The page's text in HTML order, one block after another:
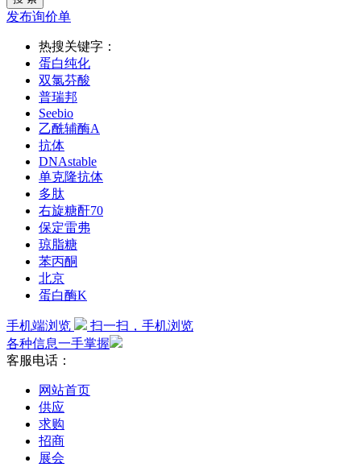
发布询价单
热搜关键字：
蛋白纯化
双氯芬酸
普瑞邦
Seebio
乙酰辅酶A
抗体
DNAstable
单克隆抗体
多肽
右旋糖酐70
保定雷弗
琼脂糖
苯丙酮
北京
蛋白酶K
手机端浏览
扫一扫，手机浏览
各种信息一手掌握
客服电话：
网站首页
供应
求购
招商
展会